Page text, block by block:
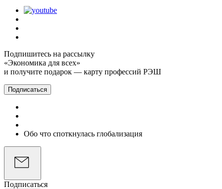
Подпишитесь на рассылку
«Экономика для всех»
и получите подарок — карту профессий РЭШ
Подписаться
Обо что споткнулась глобализация
Подписаться